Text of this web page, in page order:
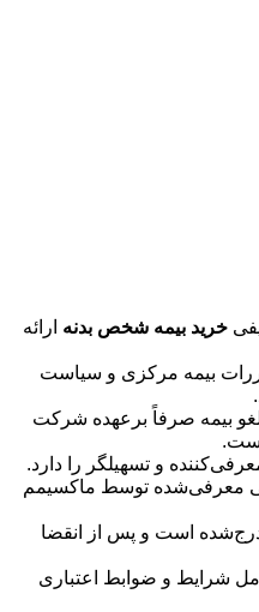
خرید بیمه شخص بدنه ارائه
بیمه مرکزی و سیاست
بیمه صرفاً برعهده شرکت
است.
و تسهیلگر را دارد.
معرفی‌شده توسط ماکسیمم
است و پس از انقضا
شرایط و ضوابط اعتباری